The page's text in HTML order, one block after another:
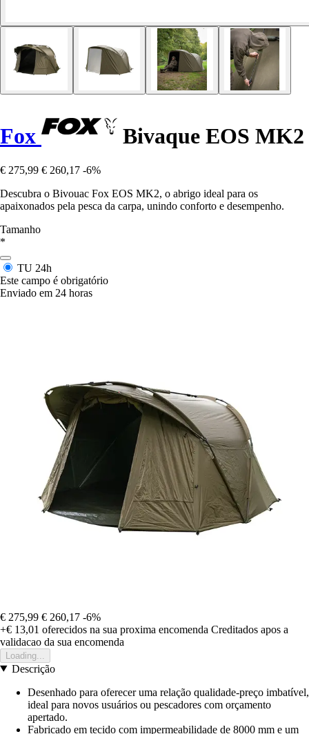
Fox Bivaque EOS MK2
€ 275,99 € 260,17 -6%
Descubra o Bivouac Fox EOS MK2, o abrigo ideal para os
apaixonados pela pesca da carpa, unindo conforto e desempenho.
Tamanho
*
TU 24h
Este campo é obrigatório
Enviado em 24 horas
€ 275,99 € 260,17 -6%
+€ 13,01 oferecidos na sua proxima encomenda Creditados apos a
validacao da sua encomenda
Loading...
Descrição
Desenhado para oferecer uma relação qualidade-preço imbatível,
ideal para novos usuários ou pescadores com orçamento
apertado.
Fabricado em tecido com impermeabilidade de 8000 mm e um